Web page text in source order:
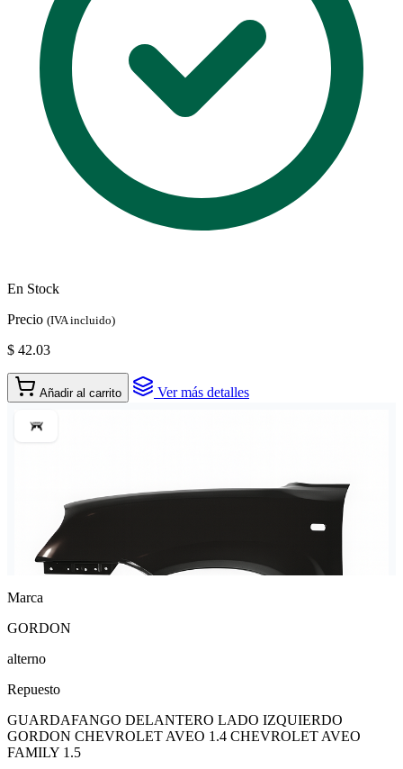
En Stock
Precio (IVA incluido)
$ 42.03
Añadir al carrito Ver más detalles
Marca
GORDON
alterno
Repuesto
GUARDAFANGO DELANTERO LADO IZQUIERDO
GORDON CHEVROLET AVEO 1.4 CHEVROLET AVEO
FAMILY 1.5